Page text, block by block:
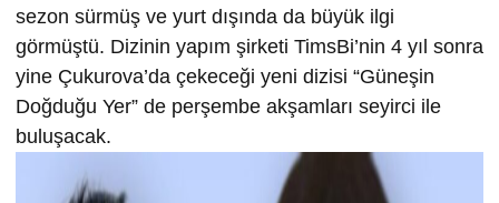
sezon sürmüş ve yurt dışında da büyük ilgi
görmüştü. Dizinin yapım şirketi TimsBi’nin 4 yıl sonra
yine Çukurova’da çekeceği yeni dizisi “Güneşin
Doğduğu Yer” de perşembe akşamları seyirci ile
buluşacak.